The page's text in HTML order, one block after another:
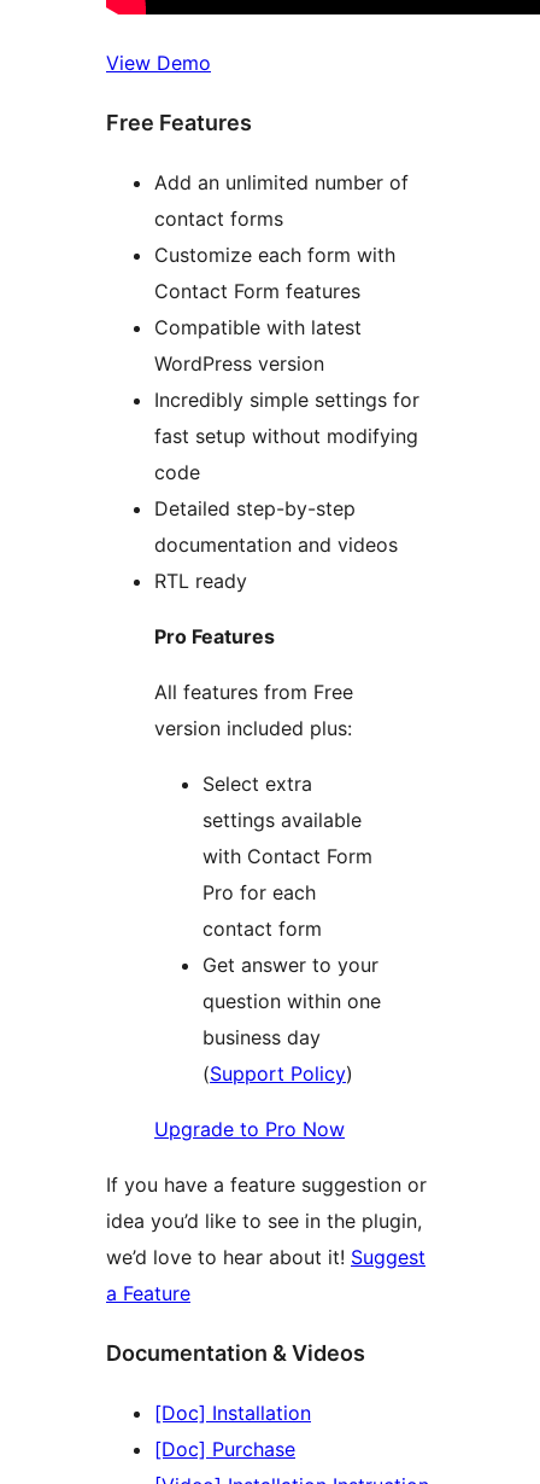
View Demo
Free Features
Add an unlimited number of
contact forms
Customize each form with
Contact Form features
Compatible with latest
WordPress version
Incredibly simple settings for
fast setup without modifying
code
Detailed step-by-step
documentation and videos
RTL ready
Pro Features
All features from Free
version included plus:
Select extra
settings available
with Contact Form
Pro for each
contact form
Get answer to your
question within one
business day
(Support Policy)
Upgrade to Pro Now
If you have a feature suggestion or
idea you’d like to see in the plugin,
we’d love to hear about it! Suggest
a Feature
Documentation & Videos
[Doc] Installation
[Doc] Purchase